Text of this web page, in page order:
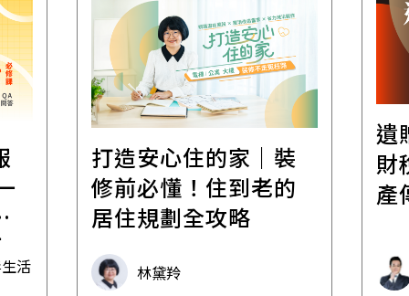
活
打造安心住的家｜裝
修前必懂！住到老的
居住規劃全攻略
林黛羚
遺
財
產